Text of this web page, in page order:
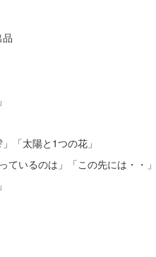
太陽と1つの花」
るのは」「この先には・・」